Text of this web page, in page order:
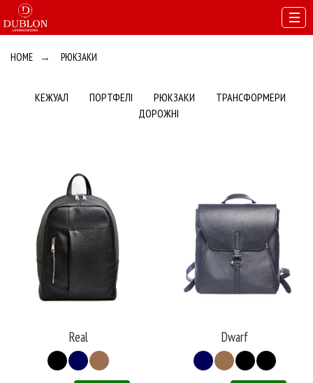
HOME → РЮКЗАКИ
КЕЖУАЛ ПОРТФЕЛІ РЮКЗАКИ
ТРАНСФОРМЕРИ
ДОРОЖНІ
Real Dwarf